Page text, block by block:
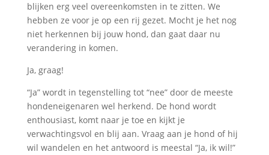
blijken erg veel overeenkomsten in te zitten. We
hebben ze voor je op een rij gezet. Mocht je het nog
niet herkennen bij jouw hond, dan gaat daar nu
verandering in komen.
Ja, graag!
“Ja” wordt in tegenstelling tot “nee” door de meeste
hondeneigenaren wel herkend. De hond wordt
enthousiast, komt naar je toe en kijkt je
verwachtingsvol en blij aan. Vraag aan je hond of hij
wil wandelen en het antwoord is meestal “Ja, ik wil!”